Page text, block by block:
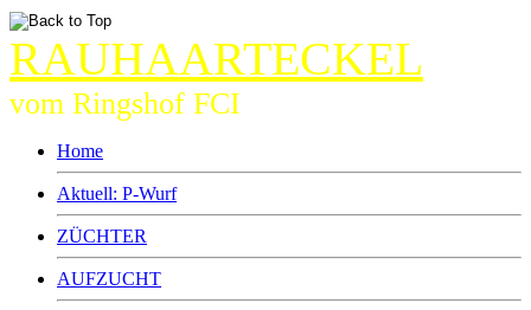
RAUHAARTECKEL
vom Ringshof FCI
Home
Aktuell: P-Wurf
ZÜCHTER
AUFZUCHT